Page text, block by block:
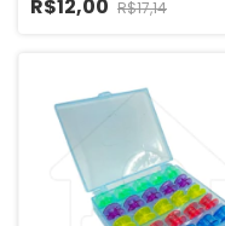
R$12,00 R$17,14